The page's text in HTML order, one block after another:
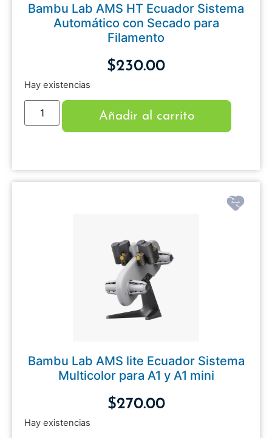
Bambu Lab AMS HT Ecuador Sistema
Automático con Secado para
Filamento
$230.00
Hay existencias
Añadir al carrito
Bambu Lab AMS lite Ecuador Sistema
Multicolor para A1 y A1 mini
$270.00
Hay existencias